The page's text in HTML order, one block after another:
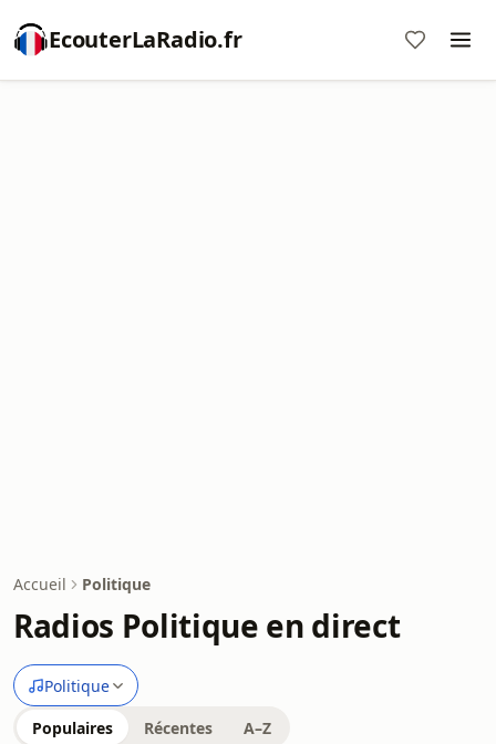
EcouterLaRadio.fr
Accueil Politique
Radios Politique en direct
Politique
Populaires Récentes A–Z